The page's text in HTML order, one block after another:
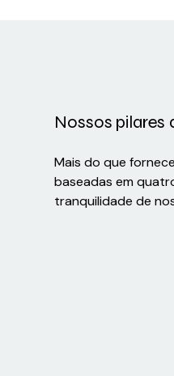
Nossos pilares
Mais do que
baseadas em
tranquilidade de